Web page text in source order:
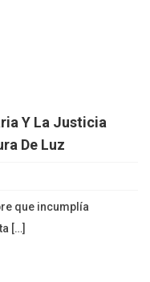
Y La Justicia
De Luz
que incumplía
[…]